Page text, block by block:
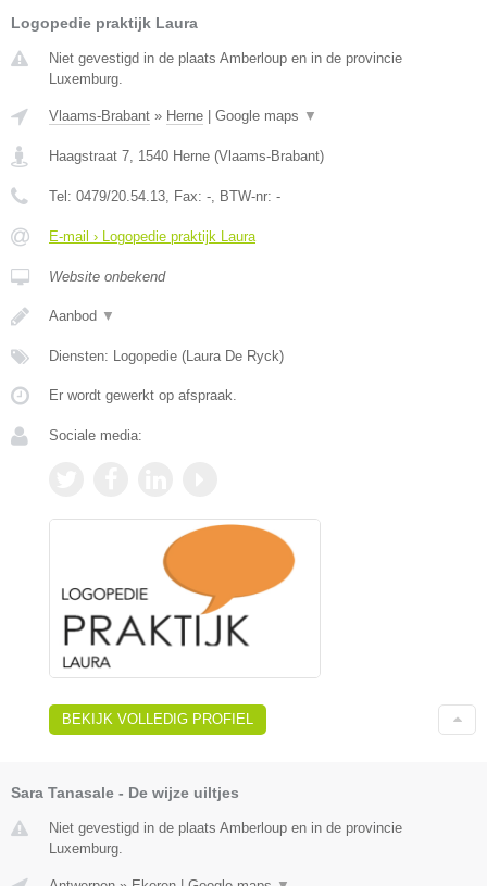
Logopedie praktijk Laura
Niet gevestigd in de plaats Amberloup en in de provincie
Luxemburg.
Vlaams-Brabant » Herne | Google maps ▼
Haagstraat 7 1540 Herne (Vlaams-Brabant)
Tel: 0479/20.54.13 , Fax: - , BTW-nr: -
E-mail › Logopedie praktijk Laura
Website onbekend
Aanbod ▼
Diensten: Logopedie (Laura De Ryck)
Er wordt gewerkt op afspraak.
Sociale media:
BEKIJK VOLLEDIG PROFIEL
Sara Tanasale - De wijze uiltjes
Niet gevestigd in de plaats Amberloup en in de provincie
Luxemburg.